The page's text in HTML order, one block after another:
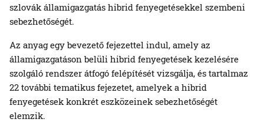
szlovák államigazgatás hibrid fenyegetésekkel szembeni
sebezhetőségét.
Az anyag egy bevezető fejezettel indul, amely az
államigazgatáson belüli hibrid fenyegetések kezelésére
szolgáló rendszer átfogó felépítését vizsgálja, és tartalmaz
22 további tematikus fejezetet, amelyek a hibrid
fenyegetések konkrét eszközeinek sebezhetőségét
elemzik.